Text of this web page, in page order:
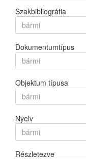
Szakbibliográfia
bármi
Dokumentumtípus
bármi
Objektum típusa
bármi
Nyelv
bármi
Részletezve